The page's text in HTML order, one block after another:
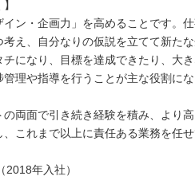
ン・企画力」を高めることです。
え、自分なりの仮説を立てて新た
になり、目標を達成できたり、大
理や指導を行うことが主な役割に
両面で引き続き経験を積み、より
これまで以上に責任ある業務を任
年入社）